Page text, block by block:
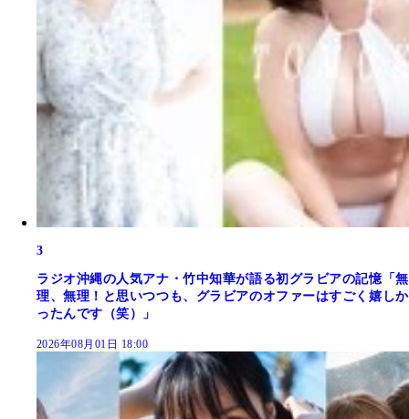
3
ラジオ沖縄の人気アナ・竹中知華が語る初グラビアの記憶「無
理、無理！と思いつつも、グラビアのオファーはすごく嬉しか
ったんです（笑）」
2026年08月01日 18:00